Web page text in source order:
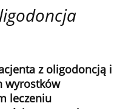
z oligodoncją i
wyrostków
leczeniu